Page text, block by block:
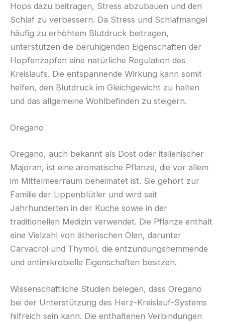
Hops dazu beitragen, Stress abzubauen und den
Schlaf zu verbessern. Da Stress und Schlafmangel
häufig zu erhöhtem Blutdruck beitragen,
unterstützen die beruhigenden Eigenschaften der
Hopfenzapfen eine natürliche Regulation des
Kreislaufs. Die entspannende Wirkung kann somit
helfen, den Blutdruck im Gleichgewicht zu halten
und das allgemeine Wohlbefinden zu steigern.
Oregano
Oregano, auch bekannt als Dost oder italienischer
Majoran, ist eine aromatische Pflanze, die vor allem
im Mittelmeerraum beheimatet ist. Sie gehört zur
Familie der Lippenblütler und wird seit
Jahrhunderten in der Küche sowie in der
traditionellen Medizin verwendet. Die Pflanze enthält
eine Vielzahl von ätherischen Ölen, darunter
Carvacrol und Thymol, die entzündungshemmende
und antimikrobielle Eigenschaften besitzen.
Wissenschaftliche Studien belegen, dass Oregano
bei der Unterstützung des Herz-Kreislauf-Systems
hilfreich sein kann. Die enthaltenen Verbindungen